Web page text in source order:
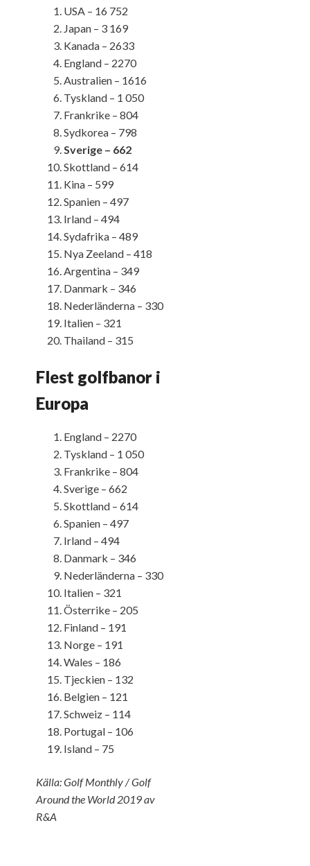
USA – 16 752
Japan – 3 169
Kanada – 2633
England – 2270
Australien – 1616
Tyskland – 1 050
Frankrike – 804
Sydkorea – 798
Sverige – 662
Skottland – 614
Kina – 599
Spanien – 497
Irland – 494
Sydafrika – 489
Nya Zeeland – 418
Argentina – 349
Danmark – 346
Nederländerna – 330
Italien – 321
Thailand – 315
Flest golfbanor i
Europa
England – 2270
Tyskland – 1 050
Frankrike – 804
Sverige – 662
Skottland – 614
Spanien – 497
Irland – 494
Danmark – 346
Nederländerna – 330
Italien – 321
Österrike – 205
Finland – 191
Norge – 191
Wales – 186
Tjeckien – 132
Belgien – 121
Schweiz – 114
Portugal – 106
Island – 75
Källa: Golf Monthly / Golf
Around the World 2019 av
R&A